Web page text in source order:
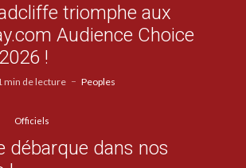
triomphe aux
Audience Choice
!
min de lecture Peoples
Officiels
débarque dans nos